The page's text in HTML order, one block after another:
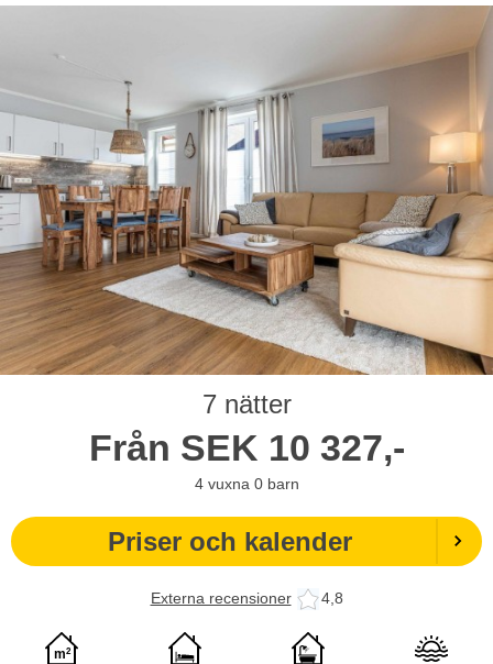
7 nätter
Från SEK 10 327,-
4 vuxna 0 barn
Priser och kalender
Externa recensioner 4,8